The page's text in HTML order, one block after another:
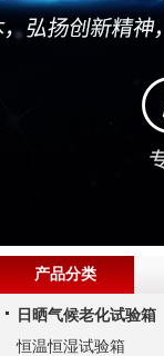
产品分类
日晒气候老化试验箱
恒温恒湿试验箱